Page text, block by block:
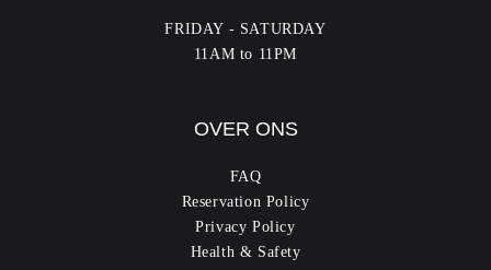
FRIDAY - SATURDAY
11AM to 11PM
OVER ONS
FAQ
Reservation Policy
Privacy Policy
Health & Safety